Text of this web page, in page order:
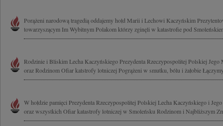
Porążeni narodową tragedią oddajemy hołd Marii i Lechowi Kaczyńskim
towarzyszącym Im Wybitnym Polakom którzy zginęli w katastrofie pod
Rodzinie i Bliskim Lecha Kaczyńskiego Prezydenta Rzeczypospolitej Polskiej
oraz Rodzinom Ofiar katstrofy lotniczej Pogrążeni w smutku, bólu i żałobie
W hołdzie pamięci Prezydenta Rzeczypospolitej Polskiej Lecha Kaczyńskiego i
oraz wszystkich Ofiar katastrofy lotniczej w Smoleńsku Rodzinom i Najbliższym